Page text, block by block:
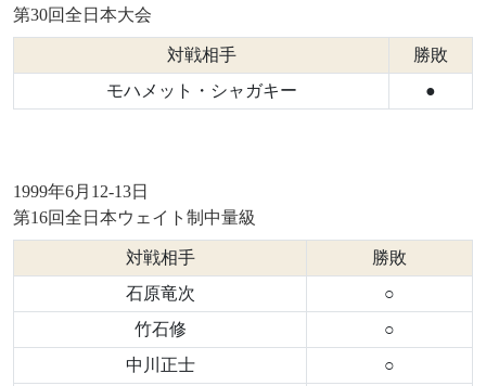
第30回全日本大会
対戦相手
勝敗
モハメット・シャガキー
●
1999年6月12-13日
第16回全日本ウェイト制中量級
対戦相手
勝敗
石原竜次
○
竹石修
○
中川正士
○